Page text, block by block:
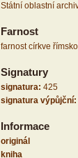
Státní oblastní
Farnost
farnost církve
Signatury
signatura: 425
signatura výpůjční:
Informace
originál
kniha